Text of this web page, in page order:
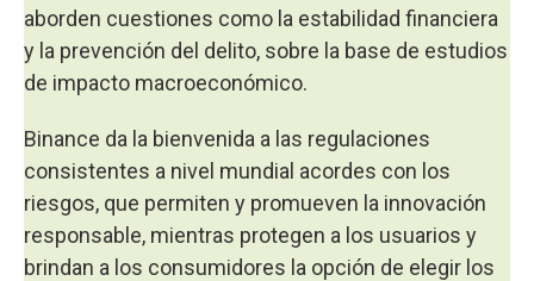
aborden cuestiones como la estabilidad financiera
y la prevención del delito, sobre la base de estudios
de impacto macroeconómico.
Binance da la bienvenida a las regulaciones
consistentes a nivel mundial acordes con los
riesgos, que permiten y promueven la innovación
responsable, mientras protegen a los usuarios y
brindan a los consumidores la opción de elegir los